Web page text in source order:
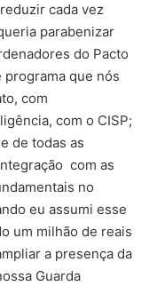
cada vez
parabenizar
do Pacto
que nós
com
com o CISP;
de todas as
com as
no
eu assumi esse
um milhão de reais
a presença da
Guarda